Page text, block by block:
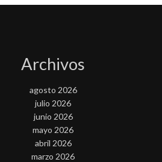
Archivos
agosto 2026
julio 2026
junio 2026
mayo 2026
abril 2026
marzo 2026